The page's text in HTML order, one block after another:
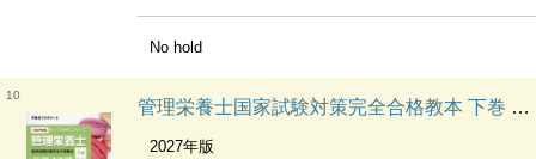
No hold
10
管理栄養士国家試験対策完全合格教本 下巻 社会・環境/食べ物と健康 栄養教育論/公衆栄養学 給食経営管理論 オープンセサミシリーズ
2027年版